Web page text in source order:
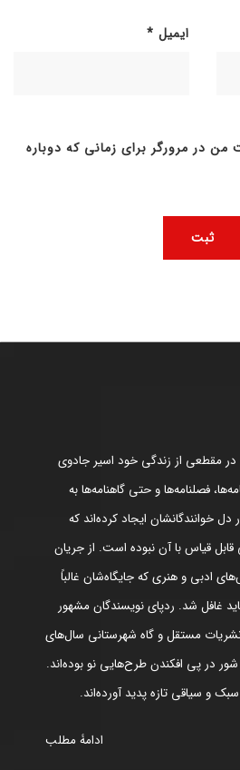
ایمیل *
من در مرورگر برای زمانی که دوباره
مقطعی از زندگی خود اسیر جادوی
فصلنامه‌ها و حتی گاهنامه‌ها به
خوانندگانشان ایجاد کرده‌اند که
قیاس با آن نبوده است. از جریان
ادبی و هنری که جایگاه‌شان غالباً
غافل شد. ردپای نویسندگان مشهور
مستقل و گاه شهرستانی سال‌های
شور در پی افکندن طرح‌هایی نو بوده‌اند.
و سیاقی تازه پدید آورده‌اند.
ادامۀ مطلب